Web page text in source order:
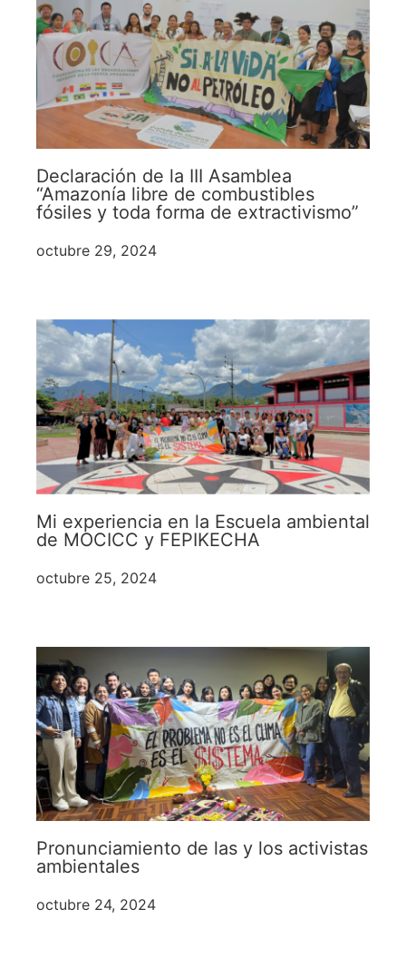
Declaración de la III Asamblea
“Amazonía libre de combustibles
fósiles y toda forma de extractivismo”
octubre 29, 2024
Mi experiencia en la Escuela ambiental
de MOCICC y FEPIKECHA
octubre 25, 2024
Pronunciamiento de las y los activistas
ambientales
octubre 24, 2024